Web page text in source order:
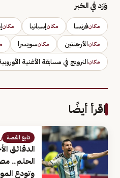
وَرَد في الخبر
مكانفرنسا مكانإسبانيا مكان
مكانالأرجنتين مكانسويسرا
مكانالنرويج في مسابقة الأغنية
اقرأ أيضًا
تابع القصة
الدقائق
وتودع